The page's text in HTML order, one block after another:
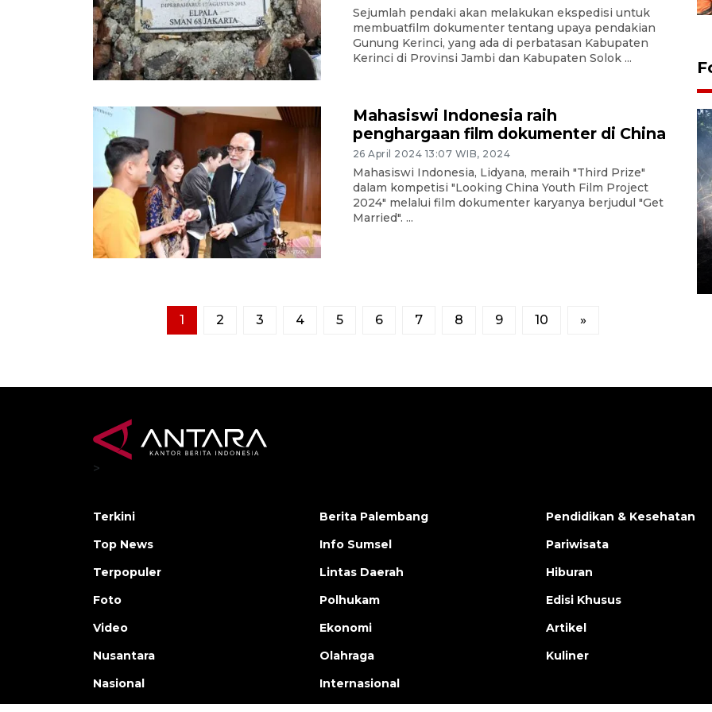
Sejumlah pendaki akan melakukan ekspedisi untuk
membuatfilm dokumenter tentang upaya pendakian
Gunung Kerinci, yang ada di perbatasan Kabupaten
Kerinci di Provinsi Jambi dan Kabupaten Solok ...
Mahasiswi Indonesia raih
penghargaan film dokumenter di China
26 April 2024 13:07 WIB, 2024
Mahasiswi Indonesia, Lidyana, meraih "Third Prize"
dalam kompetisi "Looking China Youth Film Project
2024" melalui film dokumenter karyanya berjudul "Get
Married". ...
1 2 3 4 5 6 7 8 9 10 »
>
Terkini
Top News
Terpopuler
Foto
Video
Nusantara
Nasional
Berita Palembang
Info Sumsel
Lintas Daerah
Polhukam
Ekonomi
Olahraga
Internasional
Pendidikan & Kesehatan
Pariwisata
Hiburan
Edisi Khusus
Artikel
Kuliner